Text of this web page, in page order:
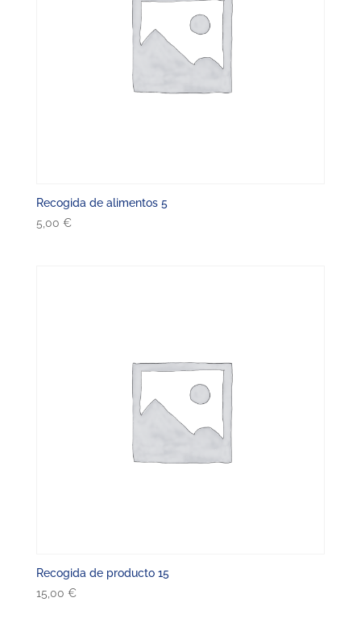
Recogida de alimentos 5
5,00 €
Recogida de producto 15
15,00 €